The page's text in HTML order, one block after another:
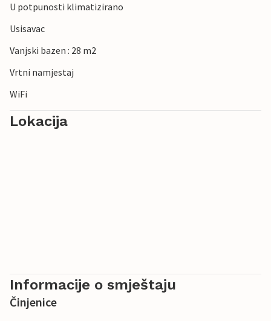
U potpunosti klimatizirano
Usisavac
Vanjski bazen : 28 m2
Vrtni namjestaj
WiFi
Lokacija
Informacije o smještaju
Činjenice